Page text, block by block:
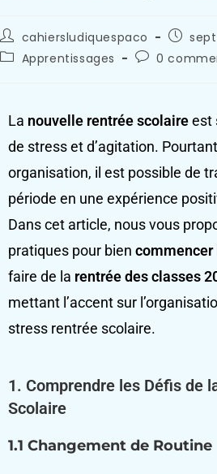
cahiersludiquespaco
Apprentissages
0
La nouvelle rentrée scolaireest
de stress et d’agitation.
organisation, il est possible de
période en une expérience
Dans cet article, nous vous
pratiques pour bien commencer
faire de la rentrée des classes
mettant l’accent sur
stress rentrée scolaire.
1. Comprendre les Défis de
Scolaire
1.1 Changement de Routine